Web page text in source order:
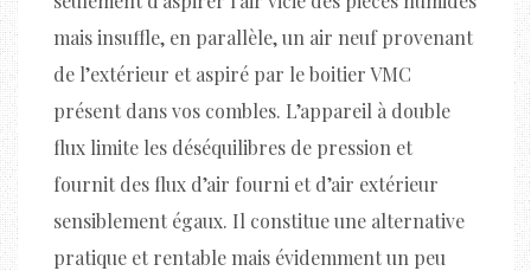
mais insuffle, en parallèle, un air neuf provenant
de l’extérieur et aspiré par le boitier VMC
présent dans vos combles. L’appareil à double
flux limite les déséquilibres de pression et
fournit des flux d’air fourni et d’air extérieur
sensiblement égaux. Il constitue une alternative
pratique et rentable mais évidemment un peu